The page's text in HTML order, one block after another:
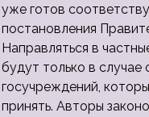
уже готов
постановления
Направляться в
будут только в случае
госучреждений,
принять. Авторы